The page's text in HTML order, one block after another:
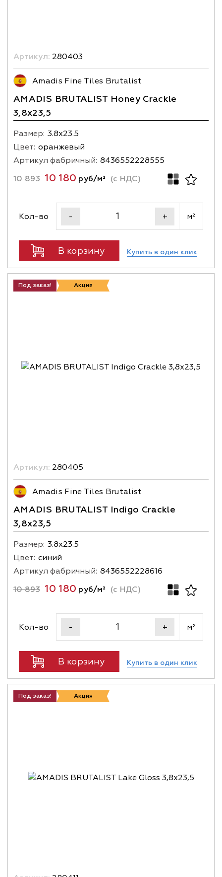
Артикул: 280403
Amadis Fine Tiles Brutalist
AMADIS BRUTALIST Honey Crackle
3,8х23,5
Размер: 3.8х23.5
Цвет: оранжевый
Артикул фабричный: 8436552228555
10 893 10 180 руб/м² (с НДС)
Кол-во - + м²
В корзину Купить в один клик
Под заказ! Акция
Артикул: 280405
Amadis Fine Tiles Brutalist
AMADIS BRUTALIST Indigo Crackle
3,8х23,5
Размер: 3.8х23.5
Цвет: синий
Артикул фабричный: 8436552228616
10 893 10 180 руб/м² (с НДС)
Кол-во - + м²
В корзину Купить в один клик
Под заказ! Акция